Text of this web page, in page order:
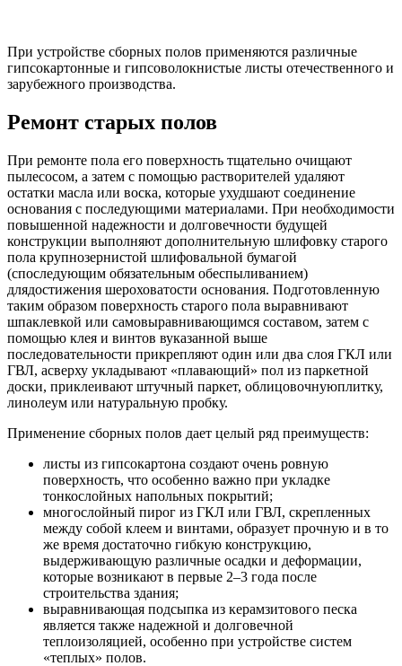
При устройстве сборных полов применяются различные
гипсокартонные и гипсоволокнистые листы отечественного и
зарубежного производства.
Ремонт старых полов
При ремонте пола его поверхность тщательно очищают
пылесосом, а затем с помощью растворителей удаляют
остатки масла или воска, которые ухудшают соединение
основания с последующими материалами. При необходимости
повышенной надежности и долговечности будущей
конструкции выполняют дополнительную шлифовку старого
пола крупнозернистой шлифовальной бумагой
(споследующим обязательным обеспыливанием)
длядостижения шероховатости основания. Подготовленную
таким образом поверхность старого пола выравнивают
шпаклевкой или самовыравнивающимся составом, затем с
помощью клея и винтов вуказанной выше
последовательности прикрепляют один или два слоя ГКЛ или
ГВЛ, асверху укладывают «плавающий» пол из паркетной
доски, приклеивают штучный паркет, облицовочнуюплитку,
линолеум или натуральную пробку.
Применение сборных полов дает целый ряд преимуществ:
листы из гипсокартона создают очень ровную
поверхность, что особенно важно при укладке
тонкослойных напольных покрытий;
многослойный пирог из ГКЛ или ГВЛ, скрепленных
между собой клеем и винтами, образует прочную и в то
же время достаточно гибкую конструкцию,
выдерживающую различные осадки и деформации,
которые возникают в первые 2–3 года после
строительства здания;
выравнивающая подсыпка из керамзитового песка
является также надежной и долговечной
теплоизоляцией, особенно при устройстве систем
«теплых» полов.